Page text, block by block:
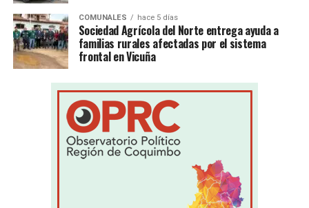
COMUNALES hace 5 días
Sociedad Agrícola del Norte entrega ayuda a
familias rurales afectadas por el sistema
frontal en Vicuña